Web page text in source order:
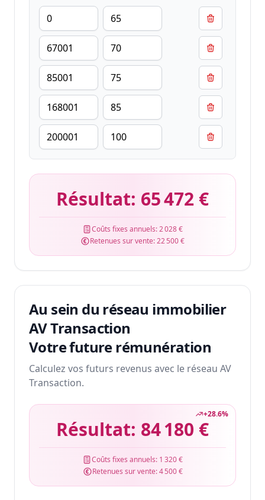
Résultat: 65 472 €
Coûts fixes annuels:2 028 €
Retenues sur vente:22 500 €
Au sein du réseau immobilier
AV Transaction
Votre future rémunération
Calculez vos futurs revenus avec le réseau AV
Transaction.
+28.6%
Résultat: 84 180 €
Coûts fixes annuels: 1 320 €
Retenues sur vente:4 500 €